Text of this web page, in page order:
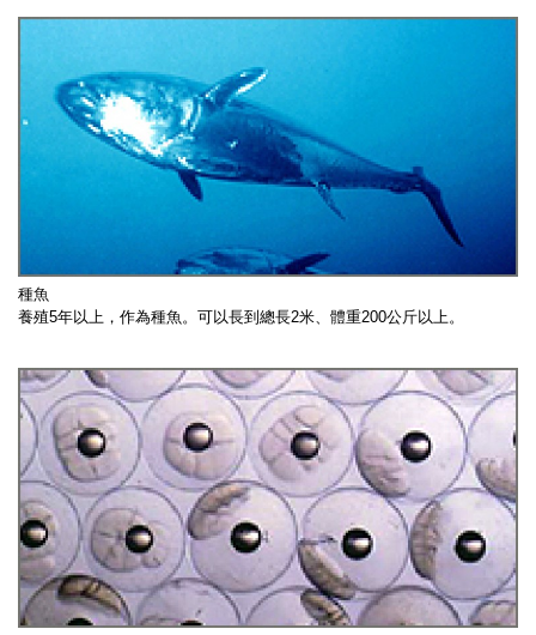
種魚
養殖5年以上，作為種魚。可以長到總長2米、體重200公斤以上。